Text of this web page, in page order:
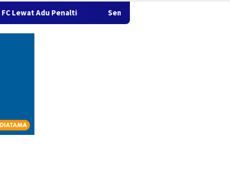
Semaring FC Melaju ke Final Sepak Bola Prestasi